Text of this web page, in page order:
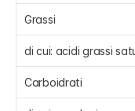
Grassi
di cui: acidi grassi
Carboidrati